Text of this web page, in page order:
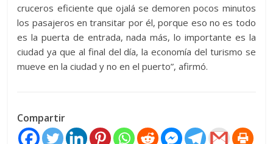
cruceros eficiente que ojalá se demoren pocos minutos
los pasajeros en transitar por él, porque eso no es todo
es la puerta de entrada, nada más, lo importante es la
ciudad ya que al final del día, la economía del turismo se
mueve en la ciudad y no en el puerto”, afirmó.
Compartir